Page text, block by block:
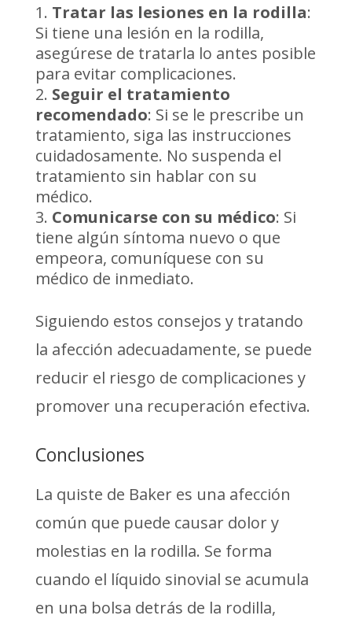
Tratar las lesiones en la rodilla:
Si tiene una lesión en la rodilla,
asegúrese de tratarla lo antes posible
para evitar complicaciones.
Seguir el tratamiento
recomendado: Si se le prescribe un
tratamiento, siga las instrucciones
cuidadosamente. No suspenda el
tratamiento sin hablar con su
médico.
Comunicarse con su médico: Si
tiene algún síntoma nuevo o que
empeora, comuníquese con su
médico de inmediato.
Siguiendo estos consejos y tratando
la afección adecuadamente, se puede
reducir el riesgo de complicaciones y
promover una recuperación efectiva.
Conclusiones
La quiste de Baker es una afección
común que puede causar dolor y
molestias en la rodilla. Se forma
cuando el líquido sinovial se acumula
en una bolsa detrás de la rodilla,